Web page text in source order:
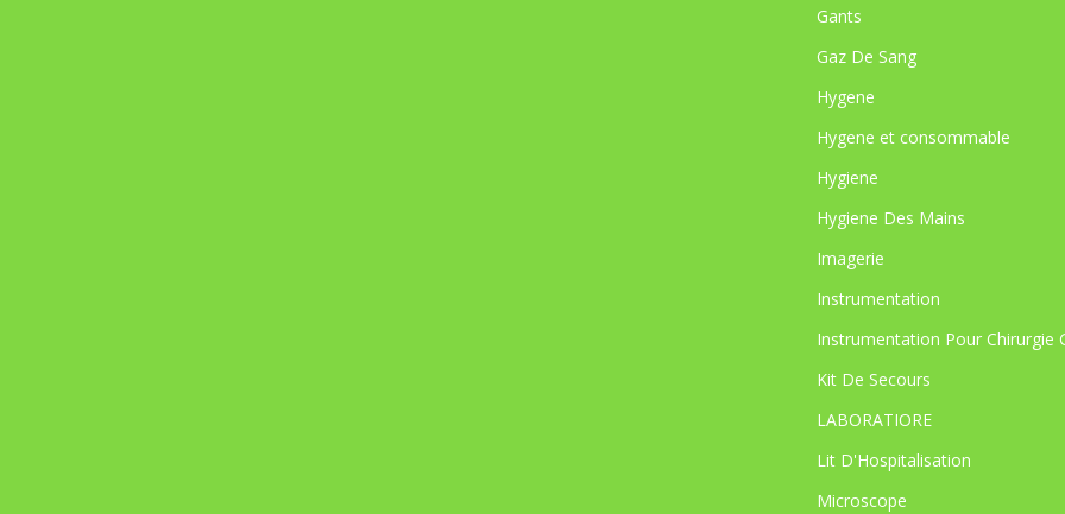
Gants
Gaz De Sang
Hygene
Hygene et consommable
Hygiene
Hygiene Des Mains
Imagerie
Instrumentation
Instrumentation Pour Chirurgie
Kit De Secours
LABORATIORE
Lit D'Hospitalisation
Microscope